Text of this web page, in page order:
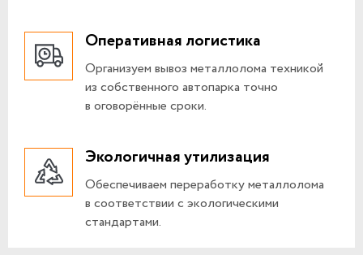
Оперативная логистика
Организуем вывоз металлолома техникой
из собственного автопарка точно
в оговорённые сроки.
Экологичная утилизация
Обеспечиваем переработку металлолома
в соответствии с экологическими
стандартами.